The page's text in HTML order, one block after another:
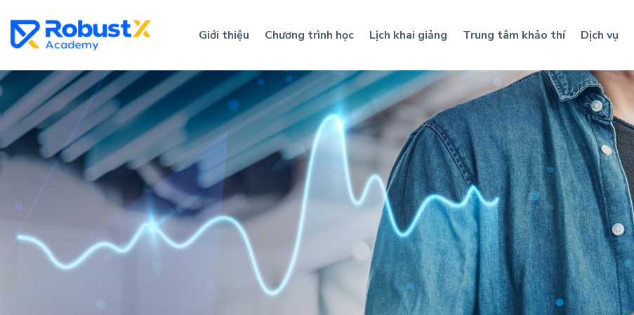
content
Giới thiệu Chương trình học Lịch khai giảng Trung tâm khảo thí Dịch vụ